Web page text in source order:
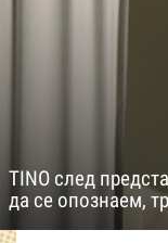
TINO след
да се опознаем,